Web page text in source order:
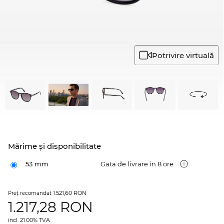
Potrivire virtuală
Mărime şi disponibilitate
53 mm Gata de livrare în 8 ore
Preţ recomandat 1.521,60 RON
1.217,28 RON
incl. 21.00% TVA